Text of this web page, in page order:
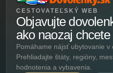
CESTOVATEĽSKÝ WEB
Objavujte
ako naozaj
Pomáhame nájsť ubytovanie v
Prehliadajte štáty, regióny,
hodnotenia a vybavenia.